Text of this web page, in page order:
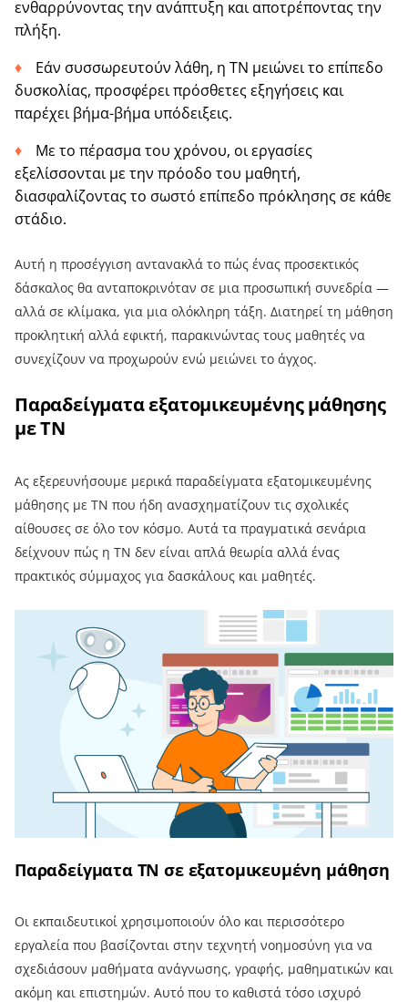
ενθαρρύνοντας την ανάπτυξη και αποτρέποντας την
πλήξη.
Εάν συσσωρευτούν λάθη, η ΤΝ μειώνει το επίπεδο
δυσκολίας, προσφέρει πρόσθετες εξηγήσεις και
παρέχει βήμα-βήμα υπόδειξεις.
Με το πέρασμα του χρόνου, οι εργασίες
εξελίσσονται με την πρόοδο του μαθητή,
διασφαλίζοντας το σωστό επίπεδο πρόκλησης σε κάθε
στάδιο.
Αυτή η προσέγγιση αντανακλά το πώς ένας προσεκτικός
δάσκαλος θα ανταποκρινόταν σε μια προσωπική συνεδρία —
αλλά σε κλίμακα, για μια ολόκληρη τάξη. Διατηρεί τη μάθηση
προκλητική αλλά εφικτή, παρακινώντας τους μαθητές να
συνεχίζουν να προχωρούν ενώ μειώνει το άγχος.
Παραδείγματα εξατομικευμένης μάθησης
με ΤΝ
Ας εξερευνήσουμε μερικά παραδείγματα εξατομικευμένης
μάθησης με ΤΝ που ήδη ανασχηματίζουν τις σχολικές
αίθουσες σε όλο τον κόσμο. Αυτά τα πραγματικά σενάρια
δείχνουν πώς η ΤΝ δεν είναι απλά θεωρία αλλά ένας
πρακτικός σύμμαχος για δασκάλους και μαθητές.
Παραδείγματα ΤΝ σε εξατομικευμένη μάθηση
Οι εκπαιδευτικοί χρησιμοποιούν όλο και περισσότερο
εργαλεία που βασίζονται στην τεχνητή νοημοσύνη για να
σχεδιάσουν μαθήματα ανάγνωσης, γραφής, μαθηματικών και
ακόμη και επιστημών. Αυτό που το καθιστά τόσο ισχυρό